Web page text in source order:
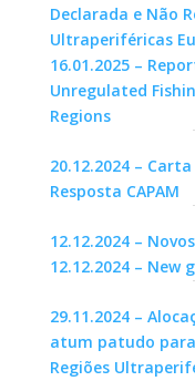
Declarada e Não
Ultraperiféricas
16.01.2025 –
Unregulated
Regions
20.12.2024 –
Resposta CAPAM
12.12.2024 –
12.12.2024 – New
29.11.2024 –
atum patudo para
Regiões